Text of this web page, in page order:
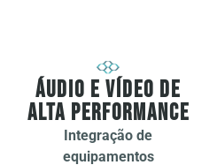
Áudio e Vídeo de
Alta Performance
Integração de
equipamentos